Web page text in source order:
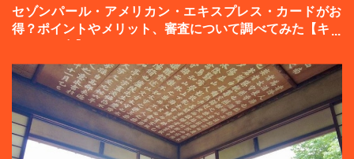
セゾンパール・アメリカン・エキスプレス・カードがお
得？ポイントやメリット、審査について調べてみた【キャ